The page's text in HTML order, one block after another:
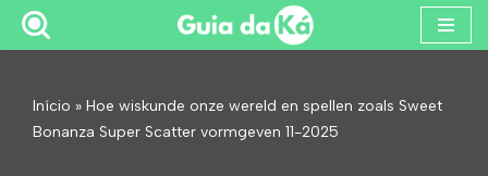
conteúdo
Início » Hoe wiskunde onze wereld en spellen zoals Sweet
Bonanza Super Scatter vormgeven 11-2025